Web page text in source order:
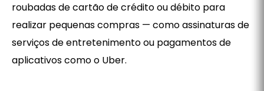
roubadas de cartão de crédito ou débito para
realizar pequenas compras — como assinaturas de
serviços de entretenimento ou pagamentos de
aplicativos como o Uber.